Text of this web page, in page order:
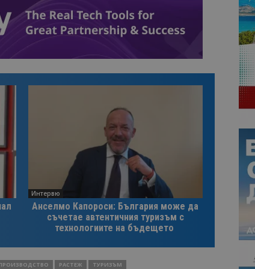
Интервю
Анселмо Капороси: България може да
съчетае автентичния туризъм с
технологиите на бъдещето
РАСТЕЖ ТУРИЗЪМ